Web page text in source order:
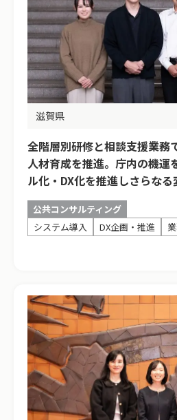
滋賀県
全階層別研修と相談支援業務
人材育成を推進。庁内の機運
ル化・DX化を推進しさらな
公共コンサルティング
システム導入
DX企画・推進